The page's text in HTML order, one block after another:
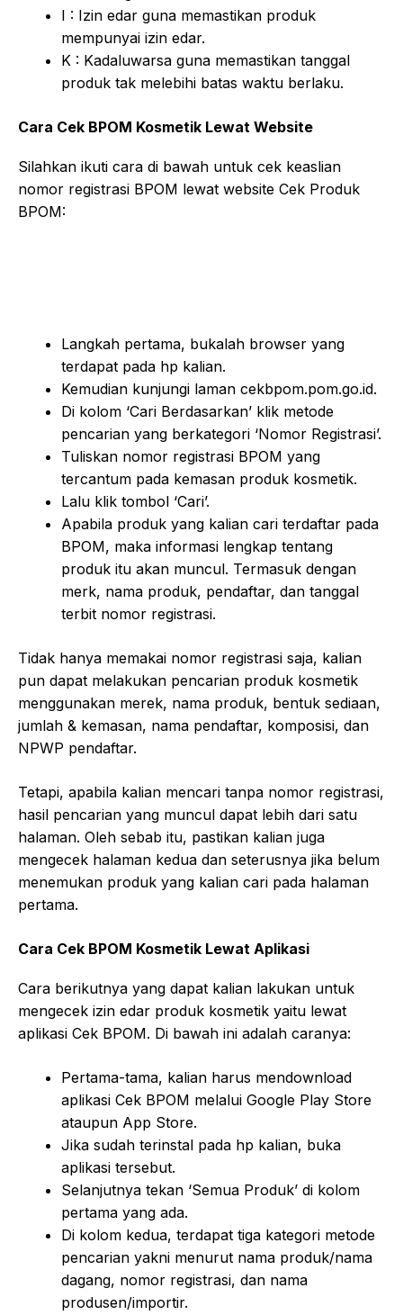
I : Izin edar guna memastikan produk
mempunyai izin edar.
K : Kadaluwarsa guna memastikan tanggal
produk tak melebihi batas waktu berlaku.
Cara Cek BPOM Kosmetik Lewat Website
Silahkan ikuti cara di bawah untuk cek keaslian
nomor registrasi BPOM lewat website Cek Produk
BPOM:
Langkah pertama, bukalah browser yang
terdapat pada hp kalian.
Kemudian kunjungi laman cekbpom.pom.go.id.
Di kolom ‘Cari Berdasarkan’ klik metode
pencarian yang berkategori ‘Nomor Registrasi’.
Tuliskan nomor registrasi BPOM yang
tercantum pada kemasan produk kosmetik.
Lalu klik tombol ‘Cari’.
Apabila produk yang kalian cari terdaftar pada
BPOM, maka informasi lengkap tentang
produk itu akan muncul. Termasuk dengan
merk, nama produk, pendaftar, dan tanggal
terbit nomor registrasi.
Tidak hanya memakai nomor registrasi saja, kalian
pun dapat melakukan pencarian produk kosmetik
menggunakan merek, nama produk, bentuk sediaan,
jumlah & kemasan, nama pendaftar, komposisi, dan
NPWP pendaftar.
Tetapi, apabila kalian mencari tanpa nomor registrasi,
hasil pencarian yang muncul dapat lebih dari satu
halaman. Oleh sebab itu, pastikan kalian juga
mengecek halaman kedua dan seterusnya jika belum
menemukan produk yang kalian cari pada halaman
pertama.
Cara Cek BPOM Kosmetik Lewat Aplikasi
Cara berikutnya yang dapat kalian lakukan untuk
mengecek izin edar produk kosmetik yaitu lewat
aplikasi Cek BPOM. Di bawah ini adalah caranya:
Pertama-tama, kalian harus mendownload
aplikasi Cek BPOM melalui Google Play Store
ataupun App Store.
Jika sudah terinstal pada hp kalian, buka
aplikasi tersebut.
Selanjutnya tekan ‘Semua Produk’ di kolom
pertama yang ada.
Di kolom kedua, terdapat tiga kategori metode
pencarian yakni menurut nama produk/nama
dagang, nomor registrasi, dan nama
produsen/importir.